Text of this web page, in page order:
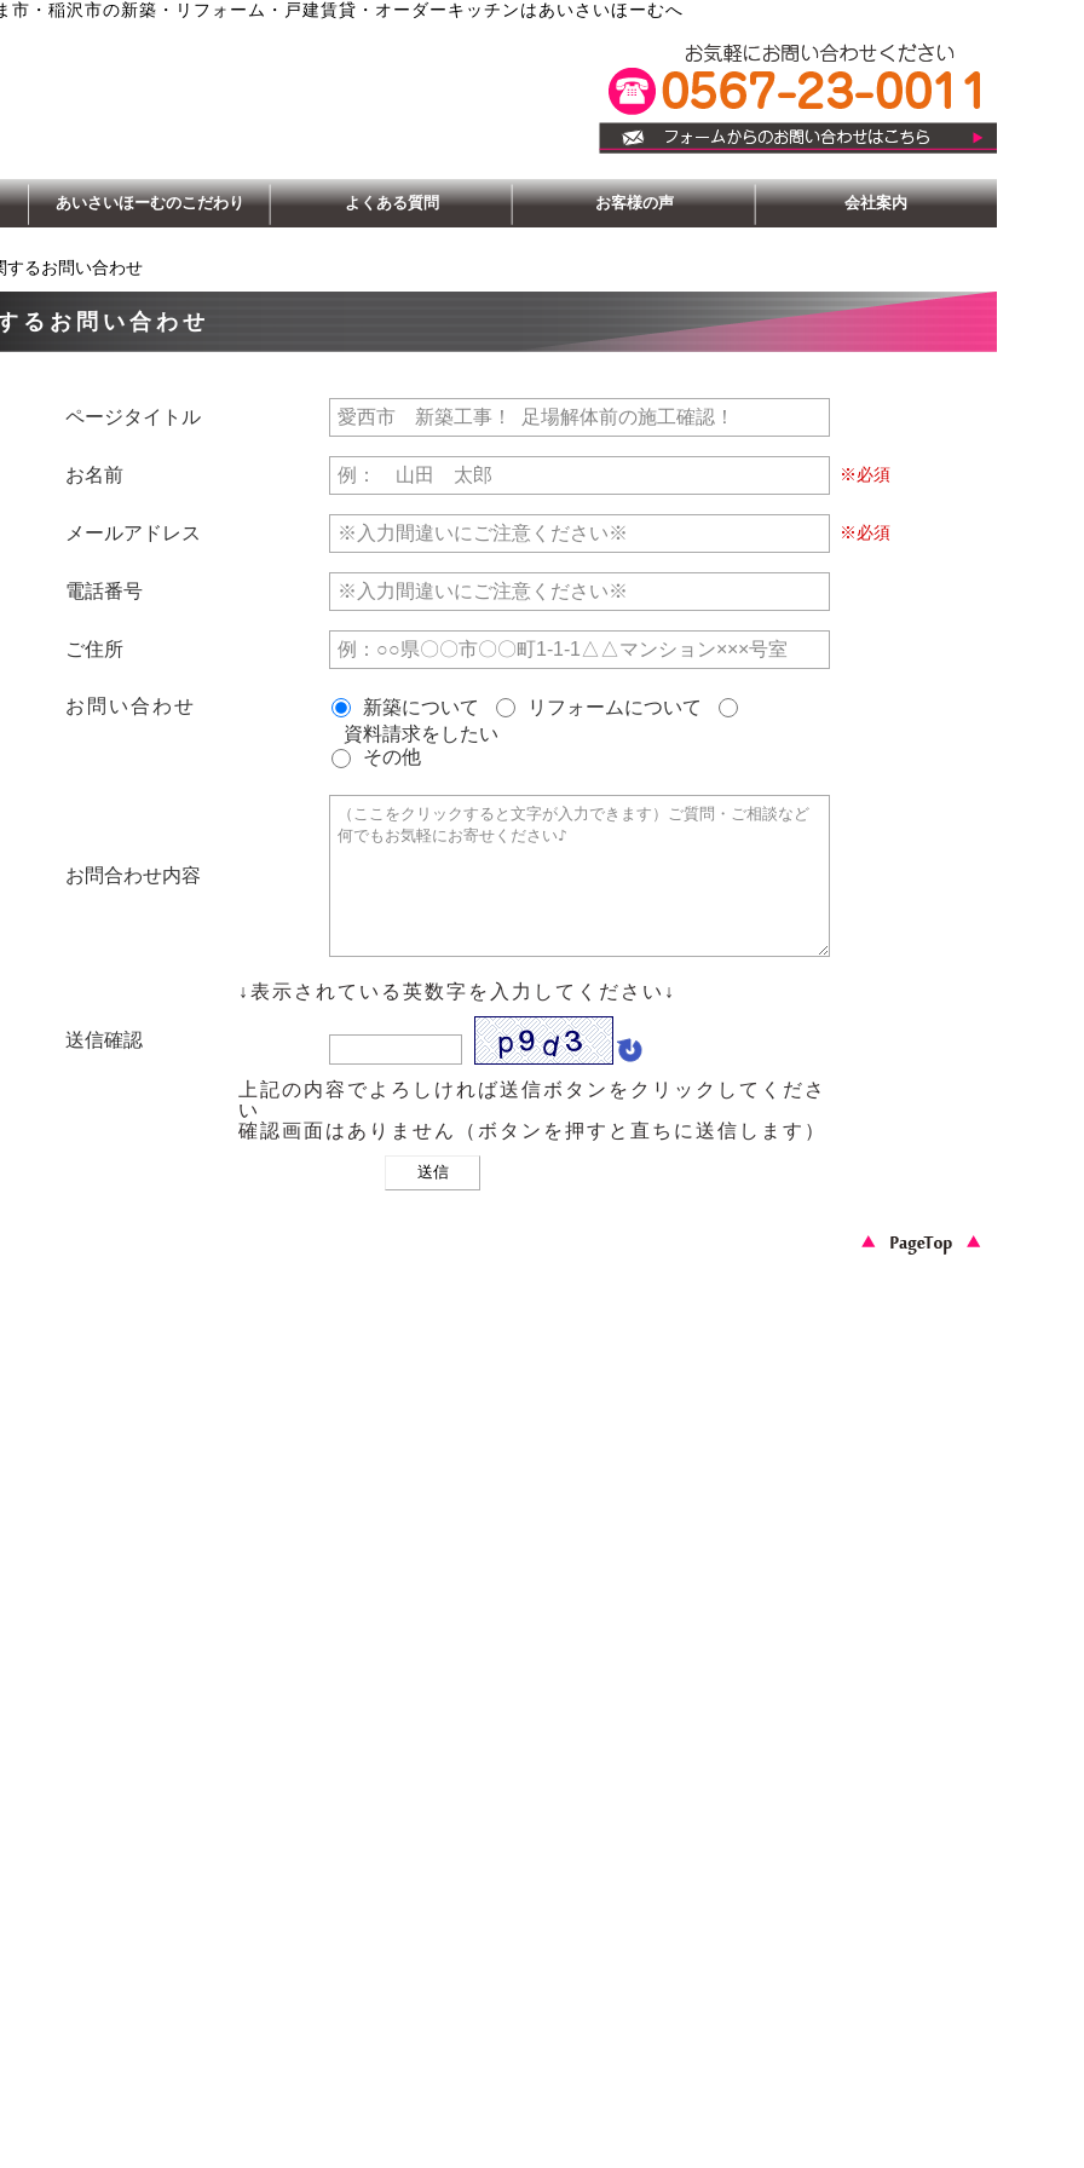
市・稲沢市の新築・リフォーム・戸建賃貸・オーダーキッチンはあいさいほーむへ
あいさいほーむのこだわり よくある質問 お客様の声 会社案内
するお問い合わせ
るお問い合わせ
ページタイトル
お名前 ※必須
メールアドレス ※必須
電話番号
ご住所
お問い合わせ 新築について
リフォームについて
資料請求をしたい
その他
お問合わせ内容
↓表示されている英数字を入力してください↓
送信確認
上記の内容でよろしければ送信ボタンをクリックしてくださ
い
確認画面はありません（ボタンを押すと直ちに送信します）